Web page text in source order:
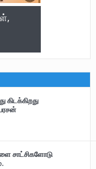
கிடக்கிறது
சாட்சிகளோடு